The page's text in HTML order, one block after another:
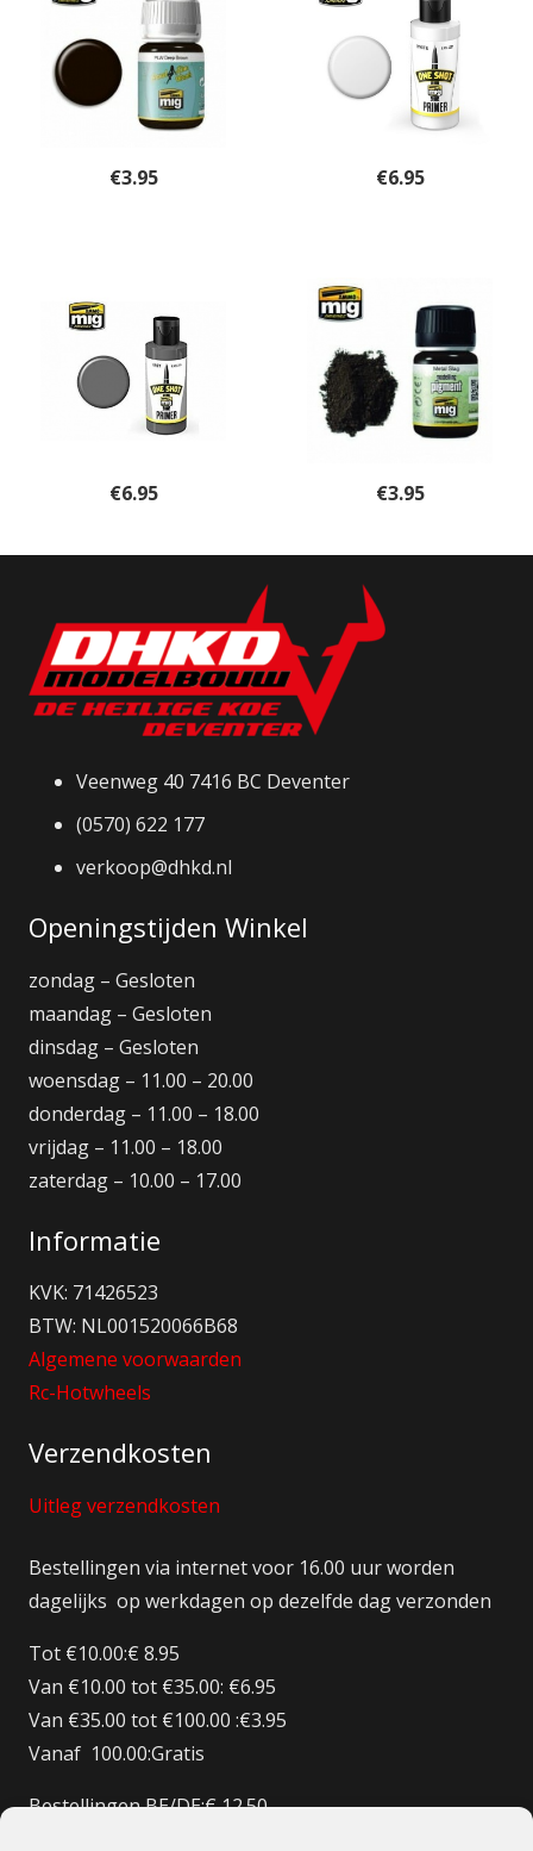
€3.95 €6.95
€6.95 €3.95
Veenweg 40 7416 BC Deventer
(0570) 622 177
verkoop@dhkd.nl
Openingstijden Winkel
zondag – Gesloten
maandag – Gesloten
dinsdag – Gesloten
woensdag – 11.00 – 20.00
donderdag – 11.00 – 18.00
vrijdag – 11.00 – 18.00
zaterdag – 10.00 – 17.00
Informatie
KVK: 71426523
BTW: NL001520066B68
Algemene voorwaarden
Rc-Hotwheels
Verzendkosten
Uitleg verzendkosten
Bestellingen via internet voor 16.00 uur worden
dagelijks op werkdagen op dezelfde dag verzonden
Tot €10.00:€ 8.95
Van €10.00 tot €35.00: €6.95
Van €35.00 tot €100.00 :€3.95
Vanaf 100.00:Gratis
Bestellingen BE/DE:€ 12.50